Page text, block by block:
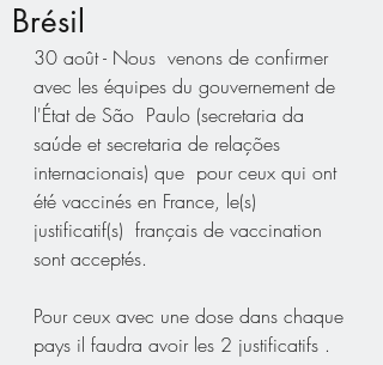
Brésil
30 août - Nous  venons de confirmer
avec les équipes du gouvernement de
l'État de São  Paulo (secretaria da
saúde et secretaria de relações
internacionais) que  pour ceux qui ont
été vaccinés en France, le(s)
justificatif(s)  français de vaccination
sont acceptés.
Pour ceux avec une dose dans chaque
pays il faudra avoir les 2 justificatifs .